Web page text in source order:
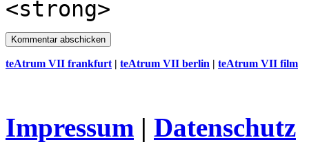
<strong>
teAtrum VII frankfurt | teAtrum VII berlin | teAtrum VII film
Impressum | Datenschutz